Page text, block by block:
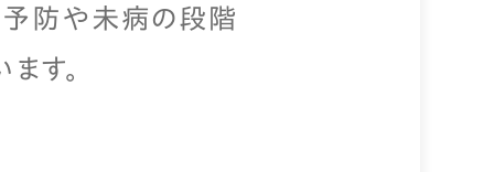
予防や未病の段階
す。